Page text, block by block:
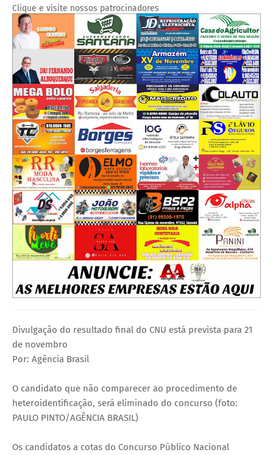
Clique e visite nossos patrocinadores
Divulgação do resultado final do CNU está prevista para 21
de novembro
Por: Agência Brasil
O candidato que não comparecer ao procedimento de
heteroidentificação, será eliminado do concurso (foto:
PAULO PINTO/AGÊNCIA BRASIL)
Os candidatos a cotas do Concurso Público Nacional